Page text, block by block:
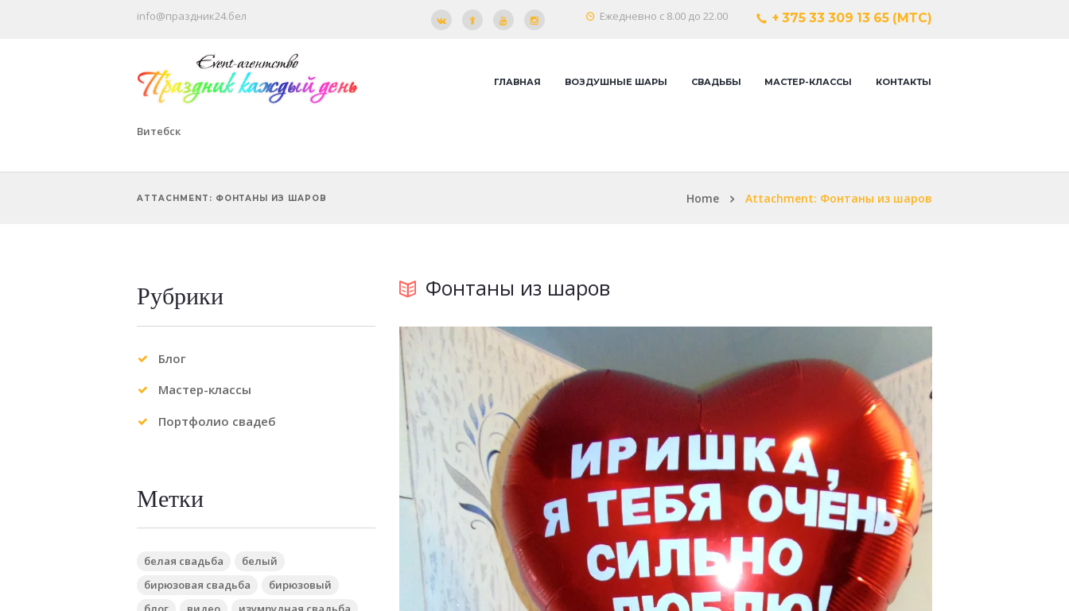
+ 375 33 309 13 65 (МТС)
Ежедневно с 8.00 до 22.00
info@праздник24.бел
Витебск
ГЛАВНАЯ ВОЗДУШНЫЕ ШАРЫ СВАДЬБЫ МАСТЕР-КЛАССЫ КОНТАКТЫ
ATTACHMENT: ФОНТАНЫ ИЗ ШАРОВ Home Attachment: Фонтаны из шаров
Фонтаны из шаров
Рубрики
Блог
Мастер-классы
Портфолио свадеб
Метки
белая свадьба
белый
бирюзовая свадьба
бирюзовый